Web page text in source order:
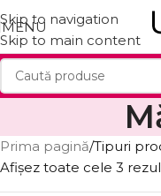
Skip to navigation
Skip to main content
MENU
Prima pagină/Tipuri
Afișez toate cele 3